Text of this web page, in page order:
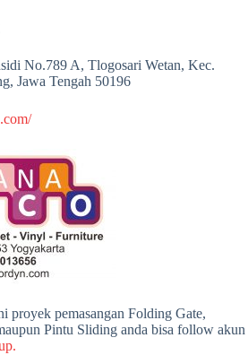
No.789 A, Tlogosari Wetan, Kec.
Jawa Tengah 50196
proyek pemasangan Folding Gate,
Pintu Sliding anda bisa follow akun